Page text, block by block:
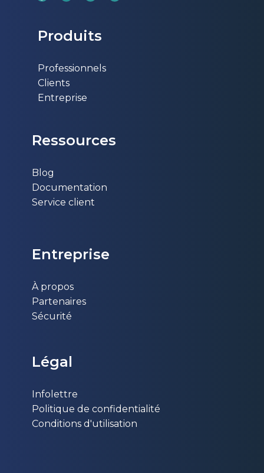
Produits
Professionnels
Clients
Entreprise
Ressources
Blog
Documentation
Service client
Entr​eprise
À propos
Partenaires
Sécurité
Légal
Infolettre
Politique de confidentialité
Conditions d'utilisation